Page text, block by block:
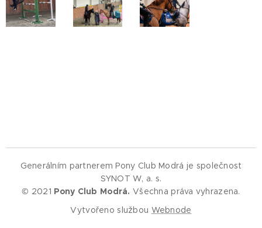
Generálním partnerem Pony Club Modrá je společnost
SYNOT W, a. s.
© 2021 Pony Club Modrá. Všechna práva vyhrazena.
Vytvořeno službou Webnode